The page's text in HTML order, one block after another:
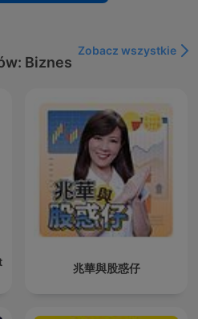
Biznes
Zobacz wszystkie
兆華與股惑仔